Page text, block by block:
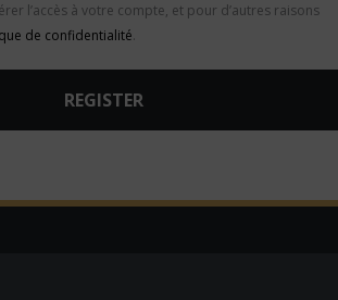
l’accès à votre compte, et pour d’autres raisons
de confidentialité.
REGISTER